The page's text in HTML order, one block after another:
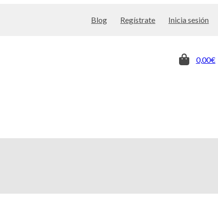
Blog Regístrate Inicia sesión
0,00€